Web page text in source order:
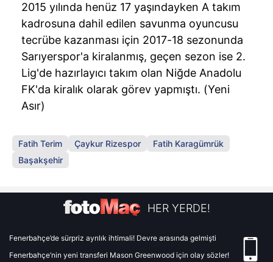
2015 yılında henüz 17 yaşındayken A takım
kadrosuna dahil edilen savunma oyuncusu
tecrübe kazanması için 2017-18 sezonunda
Sarıyerspor'a kiralanmış, geçen sezon ise 2.
Lig'de hazırlayıcı takım olan Niğde Anadolu
FK'da kiralık olarak görev yapmıştı. (Yeni
Asır)
Fatih Terim Çaykur Rizespor
Fatih Karagümrük
Başakşehir
HER YERDE!
Fenerbahçe’de sürpriz ayrılık ihtimali! Devre arasında gelmişti
Fenerbahçe’nin yeni transferi Mason Greenwood için olay sözler!